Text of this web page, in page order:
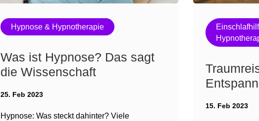
Hypnose & Hypnotherapie
Was ist Hypnose? Das sagt
die Wissenschaft
25. Feb 2023
Hypnose: Was steckt dahinter? Viele
15. Feb 2023